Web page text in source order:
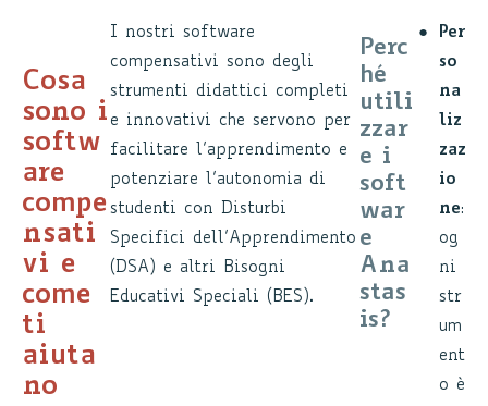
Cosa
sono i
softw
are
compe
nsati
vi e
come
ti
aiuta
no
I nostri software
compensativi sono degli
strumenti didattici completi
e innovativi che servono per
facilitare l’apprendimento e
potenziare l’autonomia di
studenti con Disturbi
Specifici dell’Apprendimento
(DSA) e altri Bisogni
Educativi Speciali (BES).
Perc
hé
utili
zzar
e i
soft
war
e
Ana
stas
is?
Per
so
na
liz
zaz
io
ne:
og
ni
str
um
ent
o è